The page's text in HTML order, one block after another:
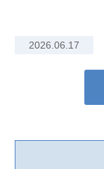
2026.06.17